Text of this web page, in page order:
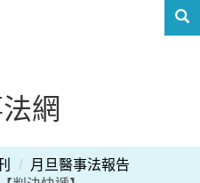
網
月旦醫事法報告